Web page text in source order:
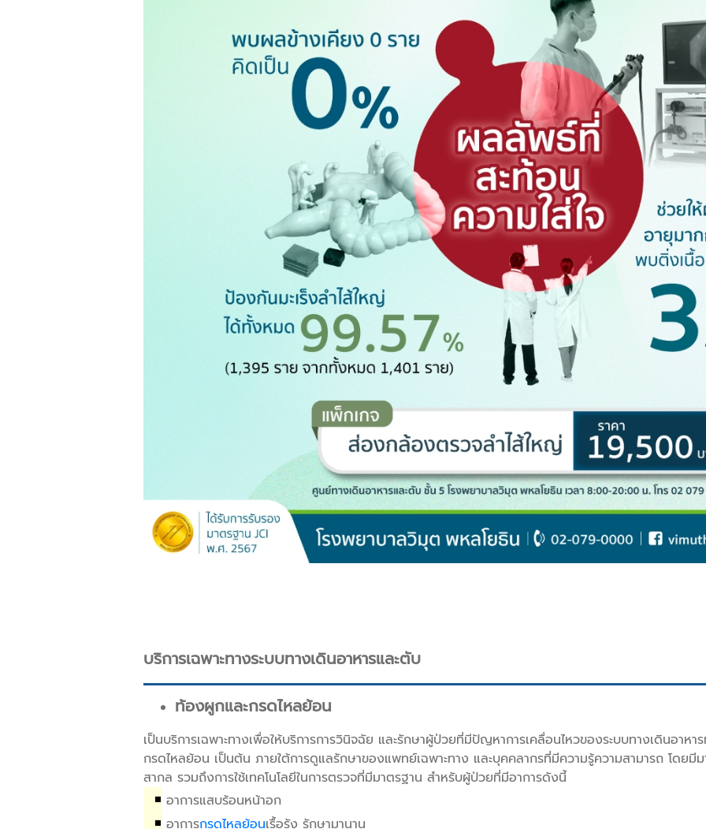
บริการเฉพาะทางระบบทางเดินอาหารและตับ
ท้องผูกและกรดไหลย้อน
เป็นบริการเฉพาะทางเพื่อให้บริการการวินิจฉัย และรักษาผู้ป่วยที่มีปัญหาการเคลื่อนไหวของระบบทางเดินอาห
กรดไหลย้อน เป็นต้น ภายใต้การดูแลรักษาของแพทย์เฉพาะทาง และบุคคลากรที่มีความรู้ความสามารถ โดยมีม
สากล รวมถึงการใช้เทคโนโลยีในการตรวจที่มีมาตรฐาน สำหรับผู้ป่วยที่มีอาการดังนี้
■ อาการแสบร้อนหน้าอก
■ อาการกรดไหลย้อนเรื้อรัง รักษามานาน